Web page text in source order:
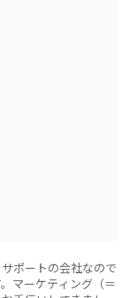
ポートの会社なので
マーケティング（＝